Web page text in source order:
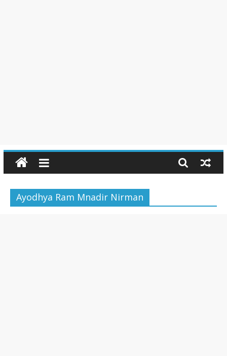
Ayodhya Ram Mnadir Nirman